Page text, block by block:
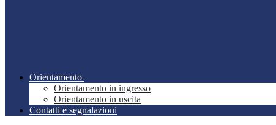
Orientamento
Orientamento in ingresso
Orientamento in uscita
Contatti e segnalazioni